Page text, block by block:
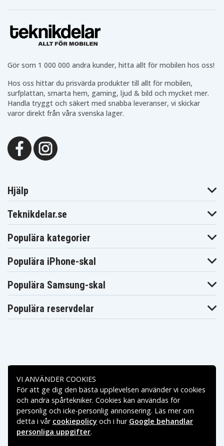
Produkttyp
Märke
Batterityp
Gör som 1 000 000 andra kunder, hitta allt för mobilen hos oss!
Hos oss hittar du prisvärda produkter till allt för mobilen,
surfplattan, smarta hem, gaming, ljud & bild och mycket mer.
Handla tryggt och säkert med snabba leveranser, vi skickar
varor direkt från våra svenska lager.
Hjälp
Teknikdelar.se
Populära kategorier
Populära iPhone-skal
Populära Samsung-skal
Populära reservdelar
Betalningsalternativ
Leveransalternativ
VI ANVÄNDER COOKIES
För att ge dig den bästa upplevelsen använder vi cookies
och andra spårtekniker. Cookies kan användas för
personlig och icke-personlig annonsering. Läs mer om
detta i vår cookiepolicy och i hur Google behandlar
personliga uppgifter.